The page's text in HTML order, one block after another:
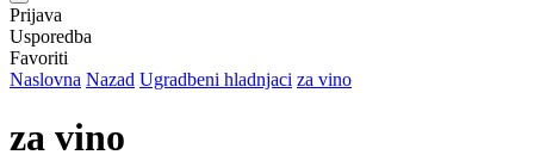
Prijava
Usporedba
Favoriti
Naslovna Nazad Ugradbeni hladnjaci za vino
za vino